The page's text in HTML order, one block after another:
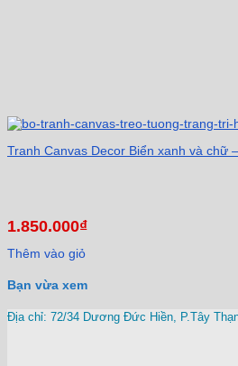
Tranh Canvas Decor Biển xanh và chữ
1.850.000₫
Thêm vào giỏ
Bạn vừa xem
Địa chỉ: 72/34 Dương Đức Hiền, P.Tây